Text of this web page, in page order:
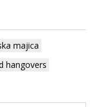
majica
hangovers